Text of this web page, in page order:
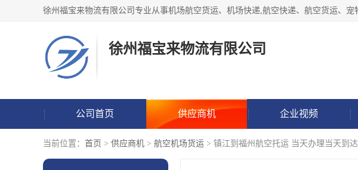
徐州福宝来物流有限公司
公司首页 供应商机 企业视频
当前位置： 首页 > 供应商机 > 航空机场货运 > 镇江到福州航空托运 当天办理当天到达